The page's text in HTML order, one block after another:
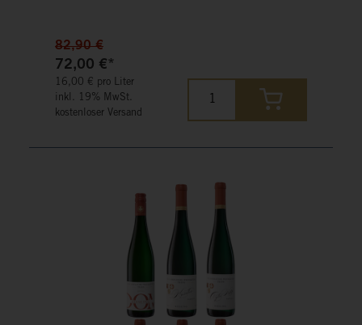
82,90 €
72,00 €*
16,00 € pro Liter
inkl. 19% MwSt.
kostenloser Versand